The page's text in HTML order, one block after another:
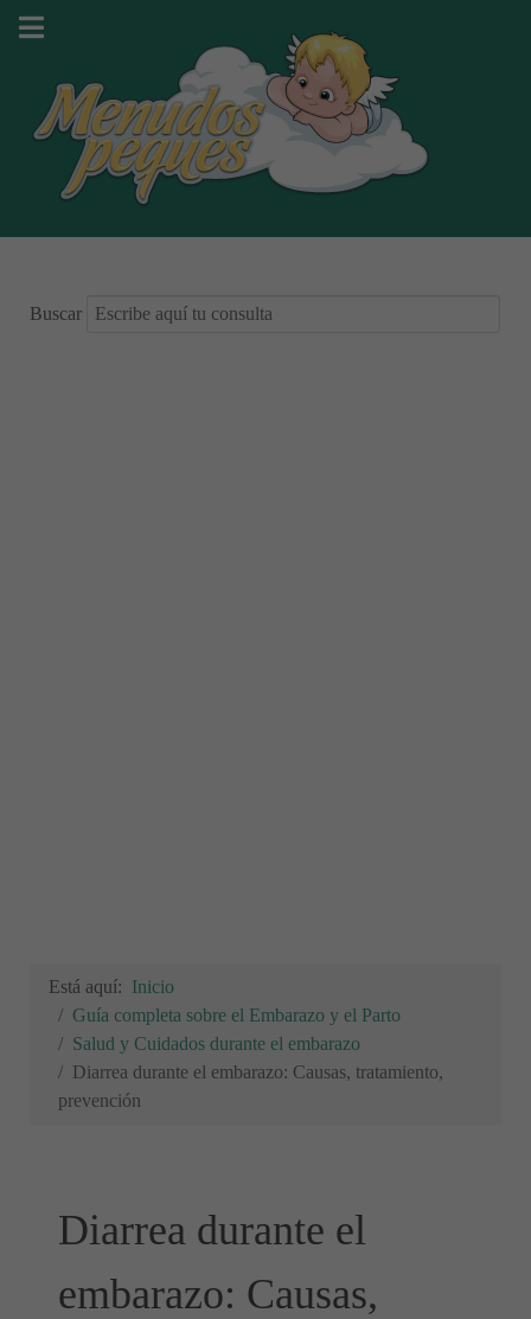
Buscar
Está aquí: Inicio
Guía completa sobre el Embarazo y el Parto
Salud y Cuidados durante el embarazo
Diarrea durante el embarazo: Causas, tratamiento,
prevención
Diarrea durante el
embarazo: Causas,